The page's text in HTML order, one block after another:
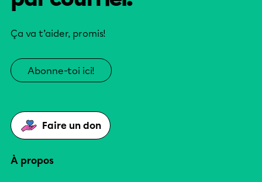
Ça va t’aider, promis!
Abonne-toi ici!
Faire un don
À propos